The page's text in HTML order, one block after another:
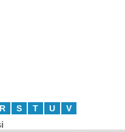
R S T U V